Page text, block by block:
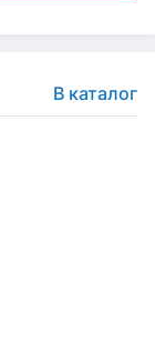
В каталог